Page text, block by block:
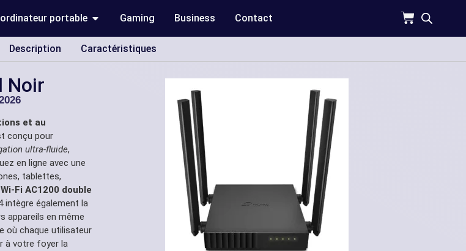
portable Gaming Business Contact
Description Caractéristiques
Noir
et au
conçu pour
ultra-fluide,
en ligne avec une
tablettes,
Fi AC1200 double
intègre également la
appareils en même
où chaque utilisateur
à votre foyer la